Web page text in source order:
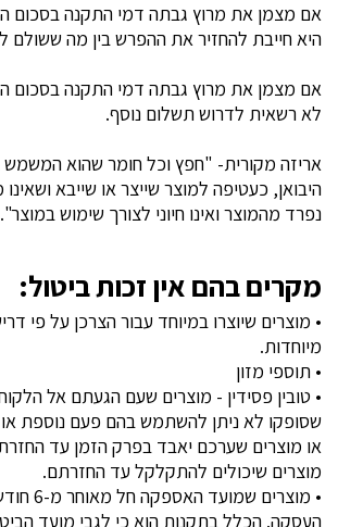
היא חייבת להחזיר את ההפרש בין מה ששולם לבין
לא רשאית לדרוש תשלום נוסף.
אריזה מקורית- "חפץ וכל חומר שהוא המשמש
היבואן, כעטיפה למוצר שייצר או שייבא
נפרד מהמוצר ואינו חיוני לצורך שימוש במוצר".
מקרים בהם אין זכות ביטול:
• מוצרים שיוצרו במיוחד עבור הצרכן על פי
מיוחדות.
• תוספי מזון
• טובין פסידין - מוצרים שעם הגעתם אל
שסופקו לא ניתן להשתמש בהם פעם נוספת
או מוצרים שערכם יאבד בפרק הזמן עד
מוצרים שיכולים להתקלקל עד החזרתם.
• מוצרים
העסקה. הכלל בתקנות הוא כי לגבי מועד